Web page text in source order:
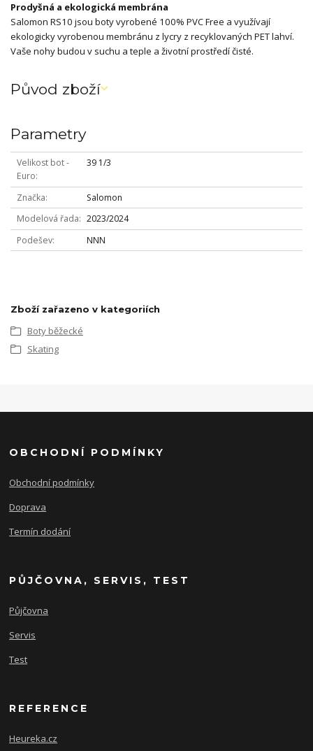
Prodyšná a ekologická membrána
Salomon RS10 jsou boty vyrobené 100% PVC Free a využívají
ekologicky vyrobenou membránu z lycry z recyklovaných PET lahví.
Vaše nohy budou v suchu a teple a životní prostředí čisté.
Původ zboží
Parametry
Velikost bot -
Euro
39 1/3
Značka
Salomon
Modelová řada
2023/2024
Podešev
NNN
Zboží zařazeno v kategoriích
Boty běžecké
Skating
OBCHODNÍ PODMÍNKY
Obchodní podmínky
Doprava
Termín dodání
PŮJČOVNA, SERVIS, TEST
Půjčovna
Servis
Test
REFERENCE
Heureka.cz